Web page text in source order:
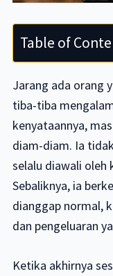
Table of
Jarang ada orang
tiba-tiba
kenyataannya,
diam-diam. Ia
selalu diawali oleh
Sebaliknya, ia
dianggap normal,
dan pengeluaran
Ketika akhirnya